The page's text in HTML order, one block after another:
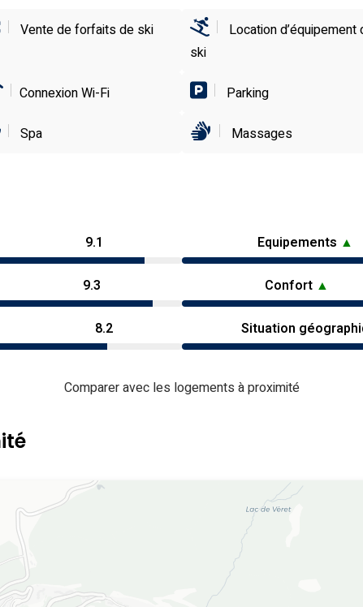
Vente de forfaits de ski
Location d’équipement
ski
Connexion Wi-Fi Parking
Spa Massages
9.1 Equipements ▲
9.3 Confort ▲
8.2 Situation
Comparer avec les logements à proximité